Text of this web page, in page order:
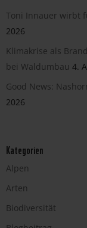
Toni Innauer wirbt
2026
Klimakrise als
bei Waldumbau 4.
Good News:
2026
Kategorien
Alpen
Arten
Biodiversität